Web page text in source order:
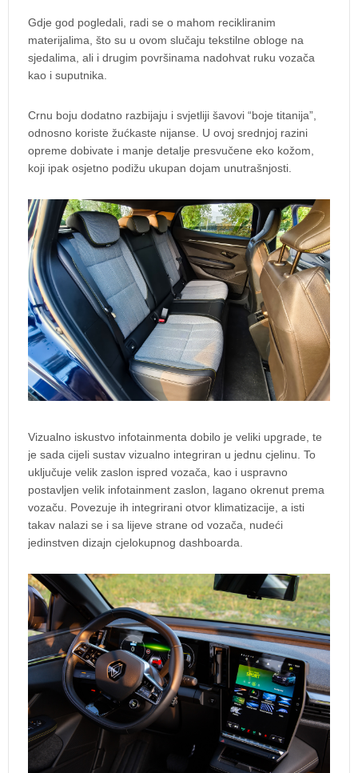
Gdje god pogledali, radi se o mahom recikliranim
materijalima, što su u ovom slučaju tekstilne obloge na
sjedalima, ali i drugim površinama nadohvat ruku vozača
kao i suputnika.
Crnu boju dodatno razbijaju i svjetliji šavovi “boje titanija”,
odnosno koriste žućkaste nijanse. U ovoj srednjoj razini
opreme dobivate i manje detalje presvučene eko kožom,
koji ipak osjetno podižu ukupan dojam unutrašnjosti.
Vizualno iskustvo infotainmenta dobilo je veliki upgrade, te
je sada cijeli sustav vizualno integriran u jednu cjelinu. To
uključuje velik zaslon ispred vozača, kao i uspravno
postavljen velik infotainment zaslon, lagano okrenut prema
vozaču. Povezuje ih integrirani otvor klimatizacije, a isti
takav nalazi se i sa lijeve strane od vozača, nudeći
jedinstven dizajn cjelokupnog dashboarda.